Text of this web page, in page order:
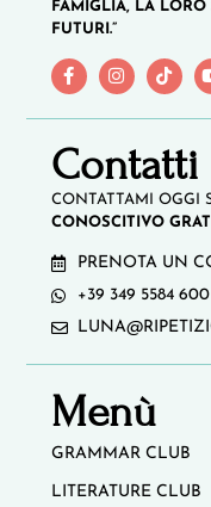
FAMIGLIA, LA LORO
FUTURI.”
Contatti
CONTATTAMI OGGI
CONOSCITIVO
PRENOTA UN
+39 349 5584 600
Menù
GRAMMAR CLUB
LITERATURE CLUB